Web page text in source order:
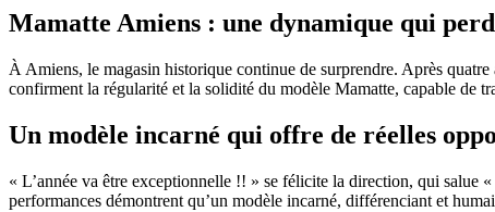
Mamatte Amiens : une dynamique qui
À Amiens, le magasin historique continue de surprendre. Après
confirment la régularité et la solidité du modèle Mamatte, capable de
Un modèle incarné qui offre de réelles
« L’année va être exceptionnelle !! » se félicite la direction, qui salue
performances démontrent qu’un modèle incarné, différenciant et